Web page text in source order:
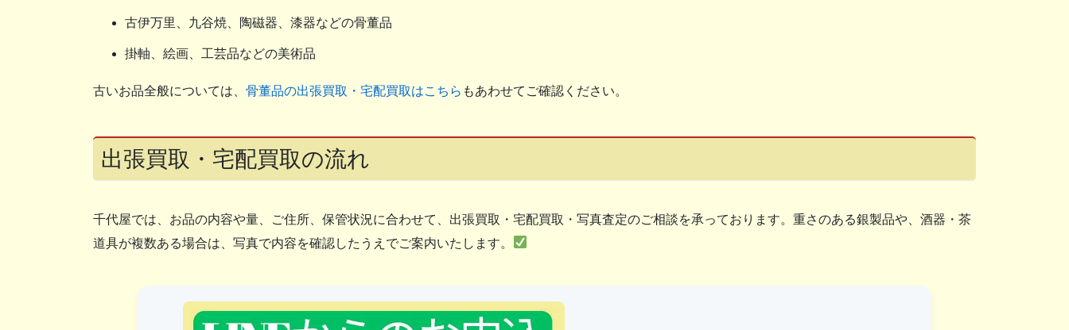
古伊万里、九谷焼、陶磁器、漆器などの骨董品
掛軸、絵画、工芸品などの美術品
古いお品全般については、 骨董品の出張買取・宅配買取はこちら もあわせてご確認ください。
出張買取・宅配買取の流れ
千代屋では、お品の内容や量、ご住所、保管状況に合わせて、出張買取・宅配買取・写真査定のご相談を承っております。重さのある銀製品や、酒器・茶
道具が複数ある場合は、写真で内容を確認したうえでご案内いたします。